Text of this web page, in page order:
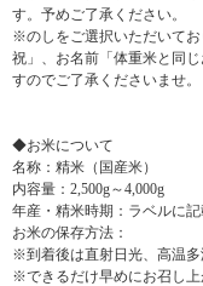
す。予めご了承ください。
※のしをご選択いただいて
祝」、お名前「体重米と同
すのでご了承くださいませ
◆お米について
名称：精米（国産米）
内容量：2,500g～4,000g
年産・精米時期：ラベルに
お米の保存方法：
※到着後は直射日光、高温
※できるだけ早めにお召し